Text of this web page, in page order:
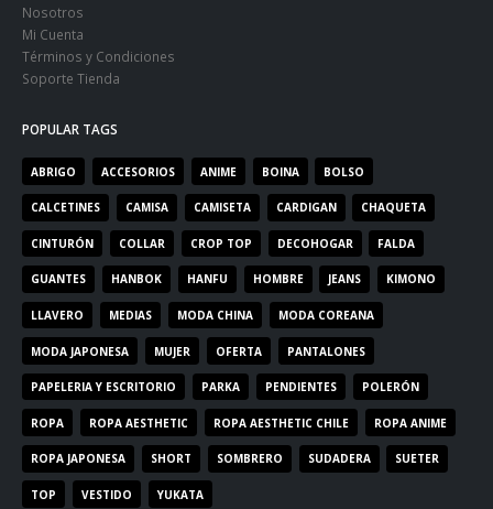
Nosotros
Mi Cuenta
Términos y Condiciones
Soporte Tienda
POPULAR TAGS
ABRIGO ACCESORIOS ANIME BOINA BOLSO
CALCETINES CAMISA CAMISETA CARDIGAN CHAQUETA
CINTURÓN COLLAR CROP TOP DECOHOGAR FALDA
GUANTES HANBOK HANFU HOMBRE JEANS KIMONO
LLAVERO MEDIAS MODA CHINA MODA COREANA
MODA JAPONESA MUJER OFERTA PANTALONES
PAPELERIA Y ESCRITORIO PARKA PENDIENTES POLERÓN
ROPA ROPA AESTHETIC ROPA AESTHETIC CHILE ROPA ANIME
ROPA JAPONESA SHORT SOMBRERO SUDADERA SUETER
TOP VESTIDO YUKATA